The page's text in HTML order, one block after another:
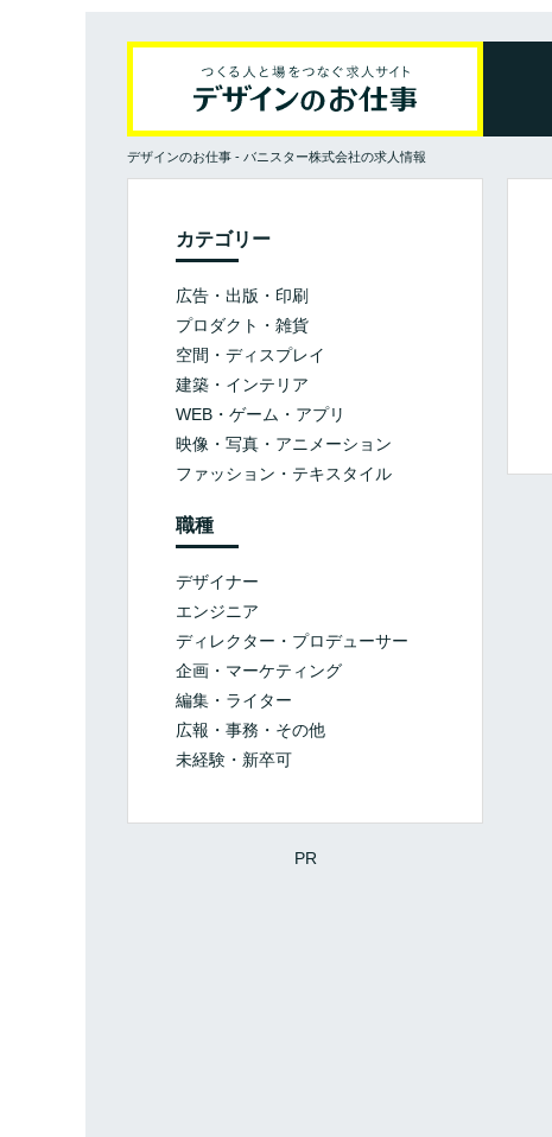
デザインのお仕事 - バニスター株式会社の求人情報
カテゴリー
広告・出版・印刷
プロダクト・雑貨
空間・ディスプレイ
建築・インテリア
WEB・ゲーム・アプリ
映像・写真・アニメーション
ファッション・テキスタイル
職種
デザイナー
エンジニア
ディレクター・プロデューサー
企画・マーケティング
編集・ライター
広報・事務・その他
未経験・新卒可
PR